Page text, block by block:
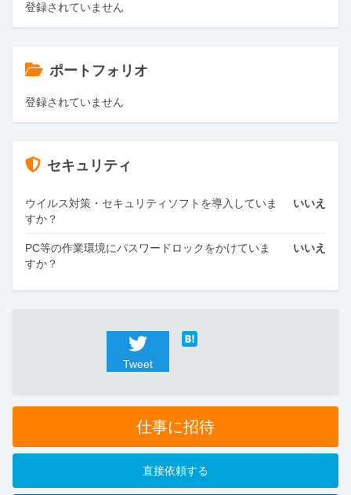
登録されていません
ポートフォリオ
登録されていません
セキュリティ
ウイルス対策・セキュリティソフトを導入していま
すか？
いいえ
PC等の作業環境にパスワードロックをかけていま
すか？
いいえ
Tweet
仕事に招待
直接依頼する